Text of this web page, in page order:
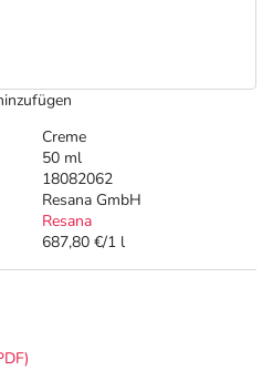
Creme
50 ml
18082062
Resana GmbH
Resana
687,80 €/1 l